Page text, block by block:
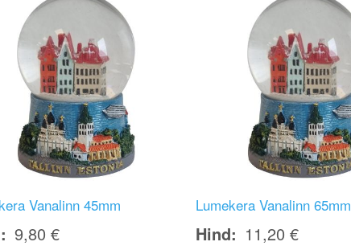
Vanalinn 45mm
9,80 €
Lumekera Vanalinn 65mm
Hind 11,20 €